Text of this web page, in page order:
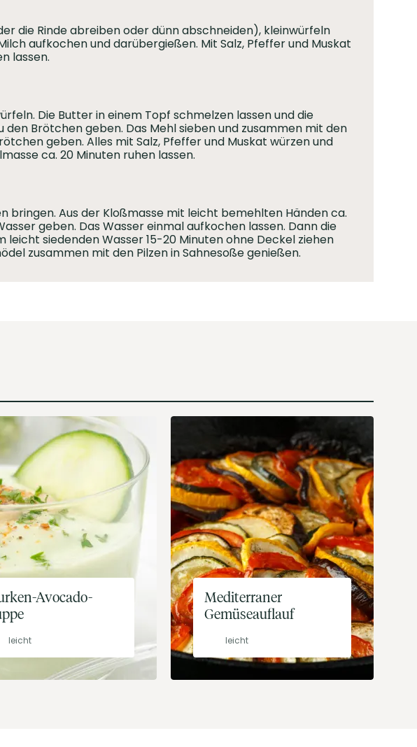
die Rinde abreiben oder dünn abschneiden), kleinwürfeln
aufkochen und darübergießen. Mit Salz, Pfeffer und Muskat
lassen.
Die Butter in einem Topf schmelzen lassen und die
den Brötchen geben. Das Mehl sieben und zusammen mit den
geben. Alles mit Salz, Pfeffer und Muskat würzen und
ca. 20 Minuten ruhen lassen.
bringen. Aus der Kloßmasse mit leicht bemehlten Händen ca.
geben. Das Wasser einmal aufkochen lassen. Dann die
leicht siedenden Wasser 15-20 Minuten ohne Deckel ziehen
zusammen mit den Pilzen in Sahnesoße genießen.
Avocado-
leicht
Mediterraner
Gemüseauflauf
leicht